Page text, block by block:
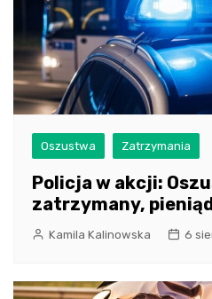
Oszustwa Zatrzymania
Policja w akcji:
zatrzymany,
Kamila Kalinowska 6